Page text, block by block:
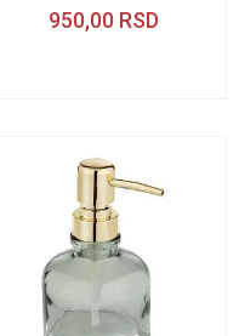
950,00 RSD